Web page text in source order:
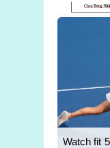
Watch fit